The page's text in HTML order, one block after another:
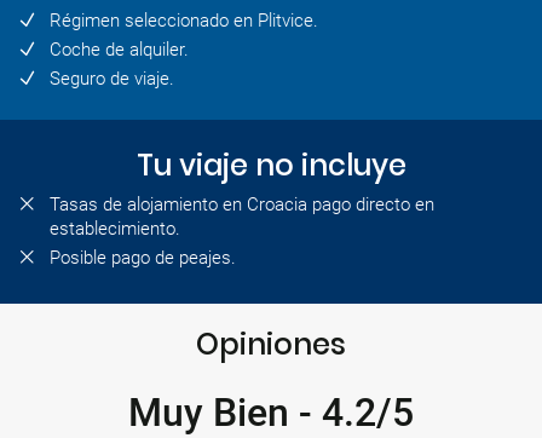
Régimen seleccionado en Plitvice.
Coche de alquiler.
Seguro de viaje.
Tu viaje no incluye
Tasas de alojamiento en Croacia pago directo en
establecimiento.
Posible pago de peajes.
Opiniones
Muy Bien - 4.2/5